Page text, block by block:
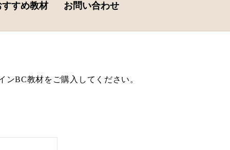
すすめ教材 お問い合わせ
BC教材をご購入してください。